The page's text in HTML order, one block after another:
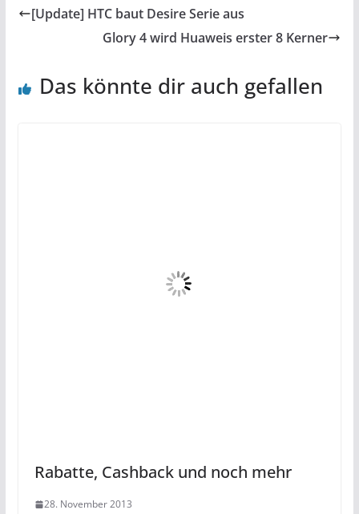
[Update] HTC baut Desire Serie aus
Glory 4 wird Huaweis erster 8 Kerner
Das könnte dir auch gefallen
Rabatte, Cashback und noch mehr
28. November 2013